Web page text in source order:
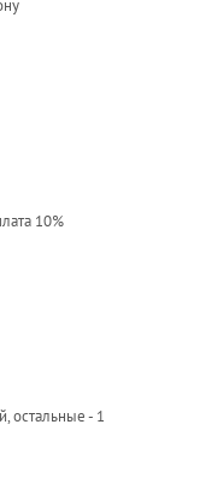
10%
остальные - 1